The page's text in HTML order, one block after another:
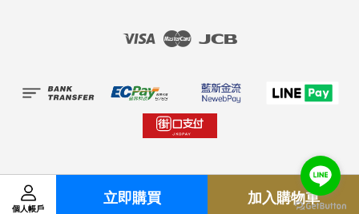
個人帳戶
立即購買 加入購物車
Visa Master JCB